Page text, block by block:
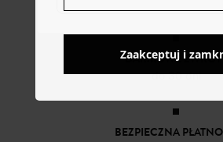
DARMOWE
do 30 dni
BEZPIECZNA
Zaakceptuj i